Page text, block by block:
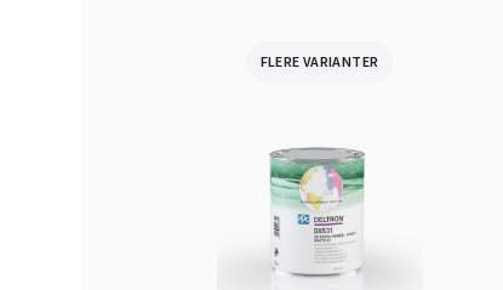
FLERE VARIANTER